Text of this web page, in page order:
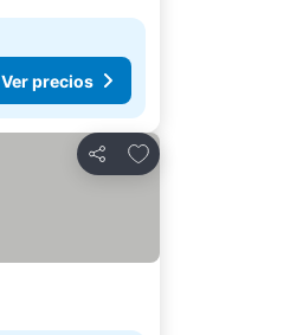
Ver precios
Compartir
Agregar a favoritos